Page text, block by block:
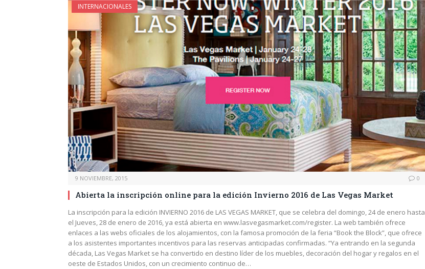
INTERNACIONALES
9 NOVIEMBRE, 2015 0
Abierta la inscripción online para la edición Invierno 2016 de Las Vegas Market
La inscripción para la edición INVIERNO 2016 de LAS VEGAS MARKET, que se celebra del domingo, 24 de enero hasta
el Jueves, 28 de enero de 2016, ya está abierta en www.lasvegasmarket.com/register. La web también ofrece
enlaces a las webs oficiales de los alojamientos, con la famosa promoción de la feria “Book the Block”, que ofrece
a los asistentes importantes incentivos para las reservas anticipadas confirmadas. “Ya entrando en la segunda
década, Las Vegas Market se ha convertido en destino líder de los muebles, decoración del hogar y regalos en el
oeste de Estados Unidos, con un crecimiento continuo de…